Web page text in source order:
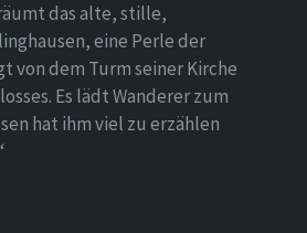
das alte, stille,
eine Perle der
von dem Turm seiner Kirche
Es lädt Wanderer zum
hat ihm viel zu erzählen